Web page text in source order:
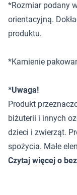
*Rozmiar podany
orientacyjną.
produktu.
*Kamienie
*Uwaga!
Produkt
biżuterii i innych
dzieci i zwierząt.
spożycia. Małe
Czytaj więcej o